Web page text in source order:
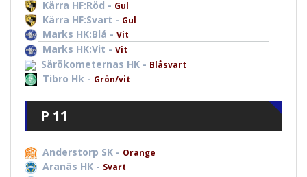
Kärra HF:Röd - Gul
Kärra HF:Svart - Gul
Marks HK:Blå - Vit
Marks HK:Vit - Vit
Särökometernas HK - Blåsvart
Tibro Hk - Grön/vit
P 11
Anderstorp SK - Orange
Aranäs HK - Svart